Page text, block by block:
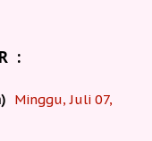
:
Minggu, Juli 07,